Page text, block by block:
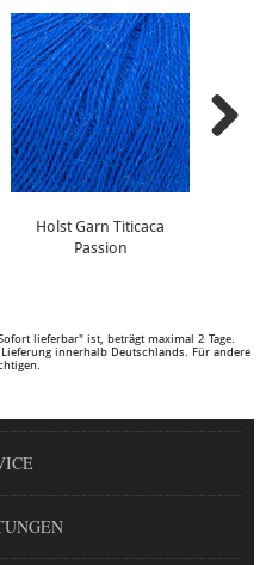
Holst Garn Titicaca
Passion
lieferbar" ist, beträgt maximal 2 Tage.
innerhalb Deutschlands. Für andere